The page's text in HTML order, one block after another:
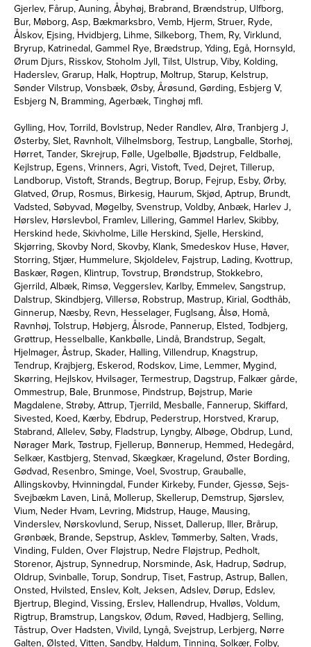
Gjerlev, Fårup, Auning, Åbyhøj, Brabrand, Brændstrup, Ulfborg,
Bur, Møborg, Asp, Bækmarksbro, Vemb, Hjerm, Struer, Ryde,
Ålskov, Ejsing, Hvidbjerg, Lihme, Silkeborg, Them, Ry, Virklund,
Bryrup, Katrinedal, Gammel Rye, Brædstrup, Yding, Egå, Hornsyld,
Ørum Djurs, Risskov, Stoholm Jyll, Tilst, Ulstrup, Viby, Kolding,
Haderslev, Grarup, Halk, Hoptrup, Moltrup, Starup, Kelstrup,
Sønder Vilstrup, Vonsbæk, Øsby, Årøsund, Gørding, Esbjerg V,
Esbjerg N, Bramming, Agerbæk, Tinghøj mfl.
Gylling, Hov, Torrild, Bovlstrup, Neder Randlev, Alrø, Tranbjerg J,
Østerby, Slet, Ravnholt, Vilhelmsborg, Testrup, Langballe, Storhøj,
Hørret, Tander, Skrejrup, Følle, Ugelbølle, Bjødstrup, Feldballe,
Kejlstrup, Egens, Vrinners, Agri, Vistoft, Tved, Dejret, Tillerup,
Landborup, Vistoft, Strands, Begtrup, Borup, Fejrup, Esby, Ørby,
Glatved, Ørup, Rosmus, Birkesig, Haurum, Skjød, Aptrup, Brundt,
Vadsted, Søbyvad, Møgelby, Svenstrup, Voldby, Anbæk, Harlev J,
Hørslev, Hørslevbol, Framlev, Lillering, Gammel Harlev, Skibby,
Herskind hede, Skivholme, Lille Herskind, Sjelle, Herskind,
Skjørring, Skovby Nord, Skovby, Klank, Smedeskov Huse, Høver,
Storring, Stjær, Hummelure, Skjoldelev, Fajstrup, Lading, Kvottrup,
Baskær, Røgen, Klintrup, Tovstrup, Brøndstrup, Stokkebro,
Gjerrild, Albæk, Rimsø, Veggerslev, Karlby, Emmelev, Sangstrup,
Dalstrup, Skindbjerg, Villersø, Robstrup, Mastrup, Kirial, Godthåb,
Ginnerup, Næsby, Revn, Hesselager, Fuglsang, Ålsø, Homå,
Ravnhøj, Tolstrup, Høbjerg, Ålsrode, Pannerup, Elsted, Todbjerg,
Grøttrup, Hesselballe, Kankbølle, Lindå, Brandstrup, Segalt,
Hjelmager, Åstrup, Skader, Halling, Villendrup, Knagstrup,
Tendrup, Krajbjerg, Eskerod, Rodskov, Lime, Lemmer, Mygind,
Skørring, Hejlskov, Hvilsager, Termestrup, Dagstrup, Falkær gårde,
Ommestrup, Bale, Brunmose, Pindstrup, Bøjstrup, Marie
Magdalene, Strøby, Attrup, Tjerrild, Mesballe, Fannerup, Skiffard,
Sivested, Koed, Kærby, Ebdrup, Pederstrup, Horstved, Krarup,
Stabrand, Allelev, Søby, Fladstrup, Lyngby, Albøge, Obdrup, Lund,
Nørager Mark, Tøstrup, Fjellerup, Bønnerup, Hemmed, Hedegård,
Selkær, Kastbjerg, Stenvad, Skægkær, Kragelund, Øster Bording,
Gødvad, Resenbro, Sminge, Voel, Svostrup, Grauballe,
Allingskovby, Hvinningdal, Funder Kirkeby, Funder, Gjessø, Sejs-
Svejbækm Laven, Linå, Mollerup, Skellerup, Demstrup, Sjørslev,
Vium, Neder Hvam, Levring, Midstrup, Hauge, Mausing,
Vinderslev, Nørskovlund, Serup, Nisset, Dallerup, Iller, Brårup,
Grønbæk, Brande, Sepstrup, Asklev, Tømmerby, Salten, Vrads,
Vinding, Fulden, Over Fløjstrup, Nedre Fløjstrup, Pedholt,
Storenor, Ajstrup, Synnedrup, Norsminde, Ask, Hadrup, Sødrup,
Oldrup, Svinballe, Torup, Sondrup, Tiset, Fastrup, Astrup, Ballen,
Onsted, Hvilsted, Enslev, Kolt, Jeksen, Adslev, Dørup, Edslev,
Bjertrup, Blegind, Vissing, Erslev, Hallendrup, Hvalløs, Voldum,
Rigtrup, Bramstrup, Langskov, Ødum, Røved, Hadbjerg, Selling,
Tåstrup, Over Hadsten, Vivild, Lyngå, Svejstrup, Lerbjerg, Nørre
Galten, Ølsted, Vitten, Sandby, Haldum, Tinning, Solkær, Folby,